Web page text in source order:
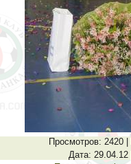
Просмотров: 2420 |
Дата: 29.04.12 |